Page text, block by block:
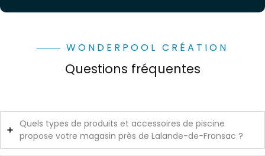
WONDERPOOL CRÉATION
Questions fréquentes
Quels types de produits et accessoires de piscine
propose votre magasin près de Lalande-de-Fronsac ?